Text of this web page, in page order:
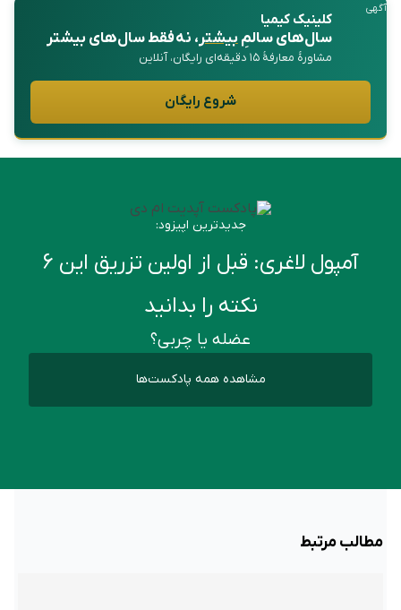
آگهی
کلینیک کیمیا
سال‌های سالمِبیشتر، نه فقط سال‌های بیشتر
مشاورهٔ معارفهٔ ۱۵ دقیقه‌ای رایگان، آنلاین
شروع رایگان
جدیدترین اپیزود:
آمپول لاغری: قبل از اولین تزریق این ۶
نکته را بدانید
عضله یا چربی؟
مشاهده همه پادکست‌ها
مطالب مرتبط